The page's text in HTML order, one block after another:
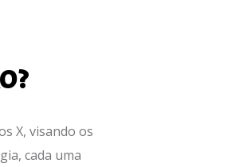
X, visando os
cada uma